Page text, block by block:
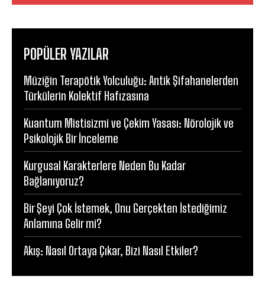
POPÜLER YAZILAR
Müziğin Terapötik Yolculuğu: Antik Şifahanelerden
Türkülerin Kolektif Hafızasına
Kuantum Mistisizmi ve Çekim Yasası: Nörolojik ve
Psikolojik Bir İnceleme
Kurgusal Karakterlere Neden Bu Kadar
Bağlanıyoruz?
Bir Şeyi Çok İstemek, Onu Gerçekten İstediğimiz
Anlamına Gelir mi?
Akış: Nasıl Ortaya Çıkar, Bizi Nasıl Etkiler?